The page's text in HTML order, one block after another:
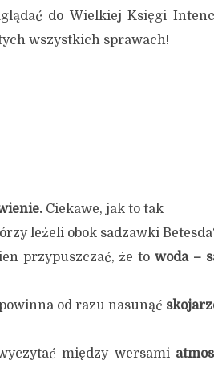
do Wielkiej Księgi
wszystkich sprawach!
Ciekawe, jak to tak
leżeli obok sadzawki
przypuszczać, że to woda –
od razu nasunąć
między wersami